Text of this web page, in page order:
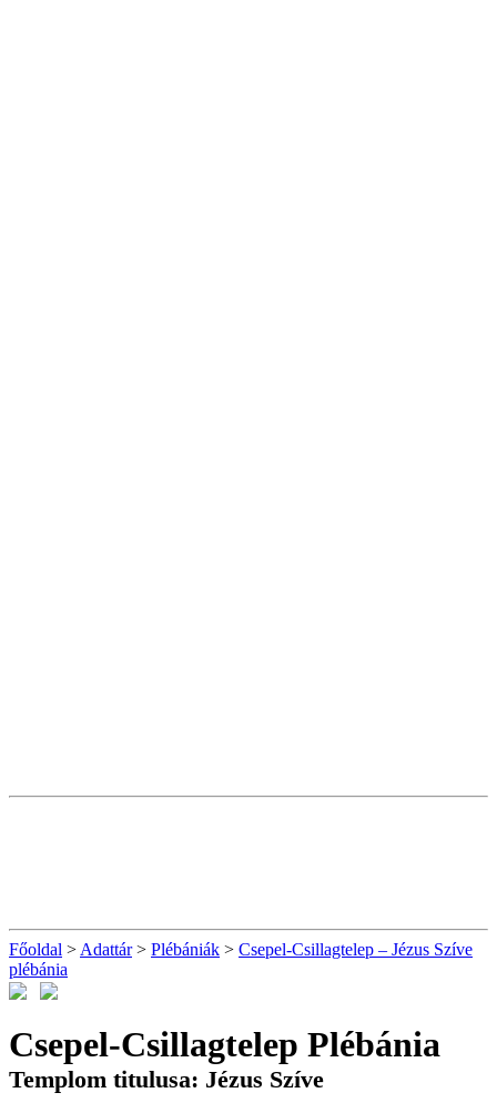
Főoldal > Adattár> Plébániák > Csepel-Csillagtelep – Jézus Szíve
plébánia
Csepel-Csillagtelep Plébánia
Templom titulusa: Jézus Szíve